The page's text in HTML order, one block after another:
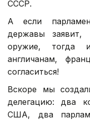
СССР.
А если
державы
оружие, тогда
англичанам,
согласиться!
Вскоре мы
делегацию: два
США, два